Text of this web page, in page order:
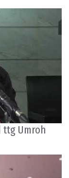
ttg Umroh